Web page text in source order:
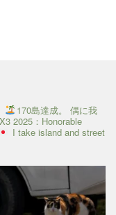
170島達成。
偶に我
2025：Honorable
I take island and street